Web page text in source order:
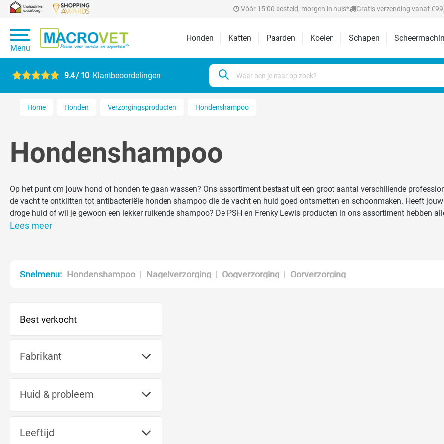
Vóór 15:00 besteld, morgen in huis* Gratis verzending vanaf
Menu
Honden Katten Paarden Koeien Schapen
9.4 / 10 Klantbeoordelingen
Home Honden Verzorgingsproducten Hondenshampoo
Hondenshampoo
Op het punt om jouw hond of honden te gaan wassen? Ons assortiment bestaat uit een groot aantal verschillende
de vacht te ontklitten tot antibacteriële honden shampoo die de vacht en huid goed ontsmetten en schoonmaken. Heeft jouw hond een speciale shampoo nodig voor bijvoorbeeld een
droge huid of wil je gewoon een lekker ruikende shampoo? De PSH en Frenky Lewis producten in ons assortiment hebben
Lees meer
Snelmenu: Hondenshampoo Nagelverzorging Oogverzorging Oorverzorging
Fabrikant
Huid & probleem
Leeftijd